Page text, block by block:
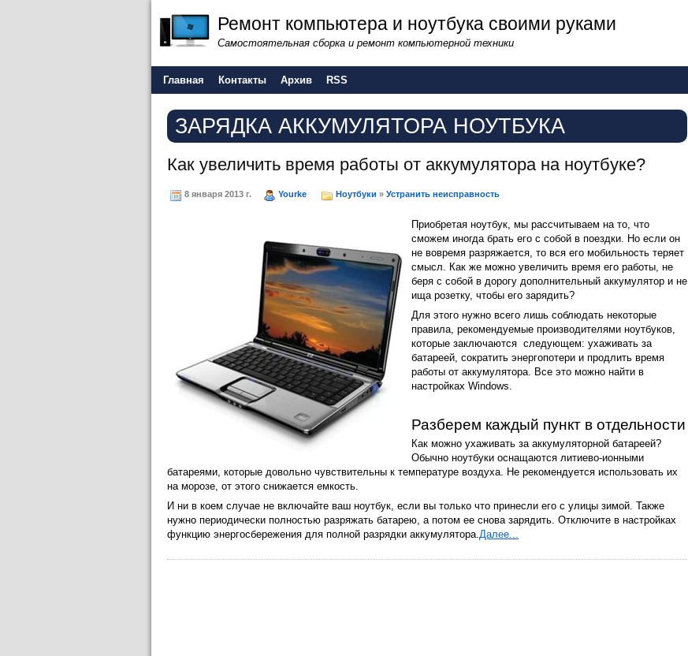
Ремонт компьютера и ноутбука своими руками
Самостоятельная сборка и ремонт компьютерной техники
Главная Контакты Архив RSS
ЗАРЯДКА АККУМУЛЯТОРА НОУТБУКА
Как увеличить время работы от аккумулятора на ноутбуке?
8 января 2013 г. Yourke Ноутбуки » Устранить неисправность
Приобретая ноутбук, мы рассчитываем на то, что
сможем иногда брать его с собой в поездки. Но если он
не вовремя разряжается, то вся его мобильность теряет
смысл. Как же можно увеличить время его работы, не
беря с собой в дорогу дополнительный аккумулятор и не
ища розетку, чтобы его зарядить?
Для этого нужно всего лишь соблюдать некоторые
правила, рекомендуемые производителями ноутбуков,
которые заключаются следующем: ухаживать за
батареей, сократить энергопотери и продлить время
работы от аккумулятора. Все это можно найти в
настройках Windows.
Разберем каждый пункт в отдельности
Как можно ухаживать за аккумуляторной батареей?
Обычно ноутбуки оснащаются литиево-ионными
батареями, которые довольно чувствительны к температуре воздуха. Не рекомендуется использовать их
на морозе, от этого снижается емкость.
И ни в коем случае не включайте ваш ноутбук, если вы только что принесли его с улицы зимой. Также
нужно периодически полностью разряжать батарею, а потом ее снова зарядить. Отключите в настройках
функцию энергосбережения для полной разрядки аккумулятора.Далее...